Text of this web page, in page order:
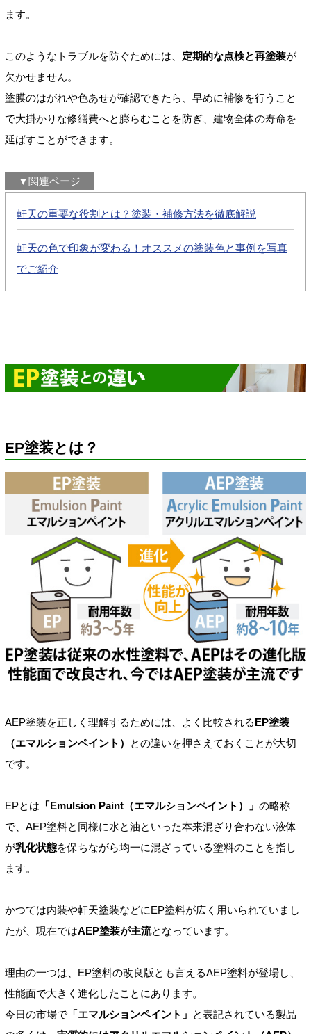
ます。
このようなトラブルを防ぐためには、 定期的な点検と再塗装が
欠かせません。
塗膜のはがれや色あせが確認できたら、早めに補修を行うこと
で大掛かりな修繕費へと膨らむことを防ぎ、建物全体の寿命を
延ばすことができます。
▼関連ページ
軒天の重要な役割とは？塗装・補修方法を徹底解説
軒天の色で印象が変わる！オススメの塗装色と事例を写真
でご紹介
EP塗装とは？
AEP塗装を正しく理解するためには、よく比較されるEP塗装
（エマルションペイント）
との違いを押さえておくことが大切
です。
EPとは 「Emulsion Paint（エマルションペイント）」 の略称
で、AEP塗料と同様に水と油といった本来混ざり合わない液体
が乳化状態を保ちながら均一に混ざっている塗料のことを指し
ます。
かつては内装や軒天塗装などにEP塗料が広く用いられていまし
たが、現在ではAEP塗装が主流となっています。
理由の一つは、EP塗料の改良版とも言えるAEP塗料が登場し、
性能面で大きく進化したことにあります。
今日の市場で 「エマルションペイント」 と表記されている製品